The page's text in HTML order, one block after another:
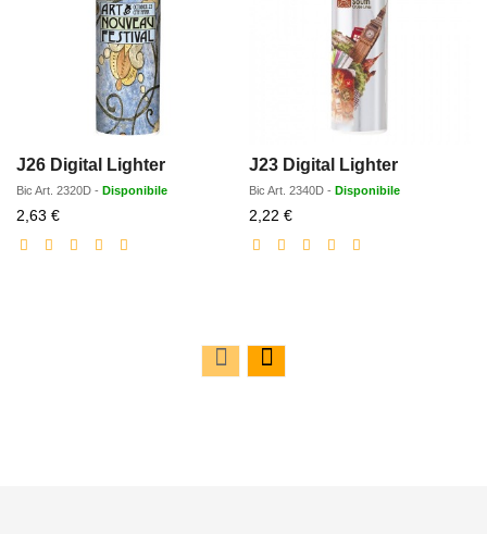
J26 Digital Lighter
Bic Art. 2320D - Disponibile
2,63 €Prezzo
scontato
J23 Digital Lighter
Bic Art. 2340D - Disponibile
2,22 €Prezzo
scontato